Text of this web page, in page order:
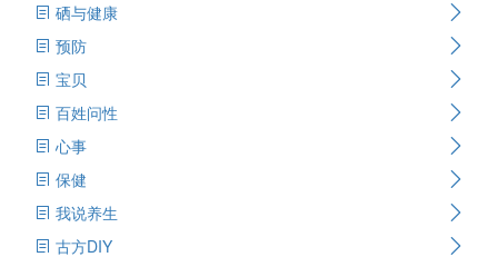
硒与健康
预防
宝贝
百姓问性
心事
保健
我说养生
古方DIY